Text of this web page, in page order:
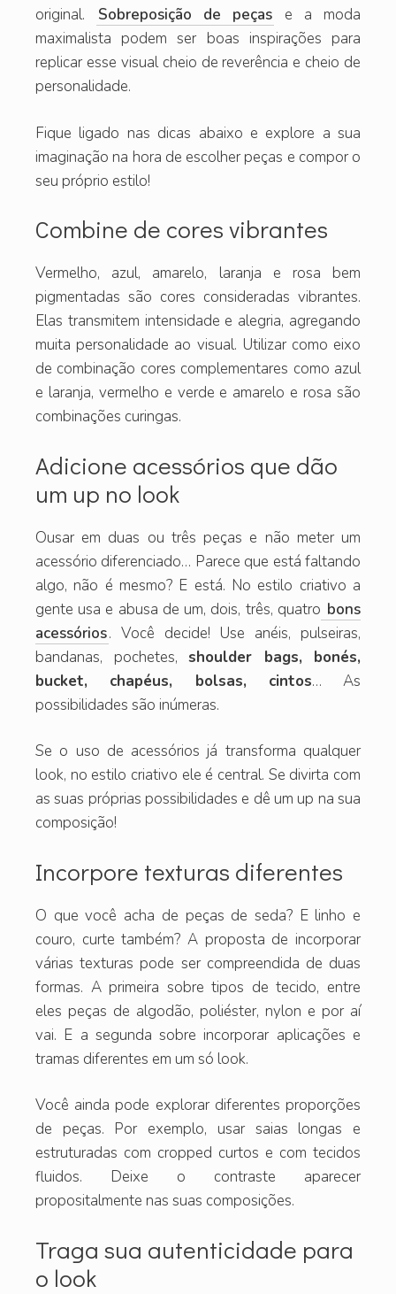
original.
Sobreposição de peças e a moda
maximalista podem ser boas inspirações para
replicar esse visual cheio de reverência e cheio de
personalidade.
Fique ligado nas dicas abaixo e explore a sua
imaginação na hora de escolher peças e compor o
seu próprio estilo!
Combine de cores vibrantes
Vermelho, azul, amarelo, laranja e rosa bem
pigmentadas são cores consideradas vibrantes.
Elas transmitem intensidade e alegria, agregando
muita personalidade ao visual. Utilizar como eixo
de combinação cores complementares como azul
e laranja, vermelho e verde e amarelo e rosa são
combinações curingas.
Adicione acessórios que dão
um up no look
Ousar em duas ou três peças e não meter um
acessório diferenciado… Parece que está faltando
algo, não é mesmo? E está. No estilo criativo a
gente usa e abusa de um, dois, três, quatro bons
acessórios. Você decide! Use anéis, pulseiras,
bandanas, pochetes, shoulder bags, bonés,
bucket, chapéus, bolsas, cintos… As
possibilidades são inúmeras.
Se o uso de acessórios já transforma qualquer
look, no estilo criativo ele é central. Se divirta com
as suas próprias possibilidades e dê um up na sua
composição!
Incorpore texturas diferentes
O que você acha de peças de seda? E linho e
couro, curte também? A proposta de incorporar
várias texturas pode ser compreendida de duas
formas. A primeira sobre tipos de tecido, entre
eles peças de algodão, poliéster, nylon e por aí
vai. E a segunda sobre incorporar aplicações e
tramas diferentes em um só look.
Você ainda pode explorar diferentes proporções
de peças. Por exemplo, usar saias longas e
estruturadas com cropped curtos e com tecidos
fluidos. Deixe o contraste aparecer
propositalmente nas suas composições.
Traga sua autenticidade para
o look